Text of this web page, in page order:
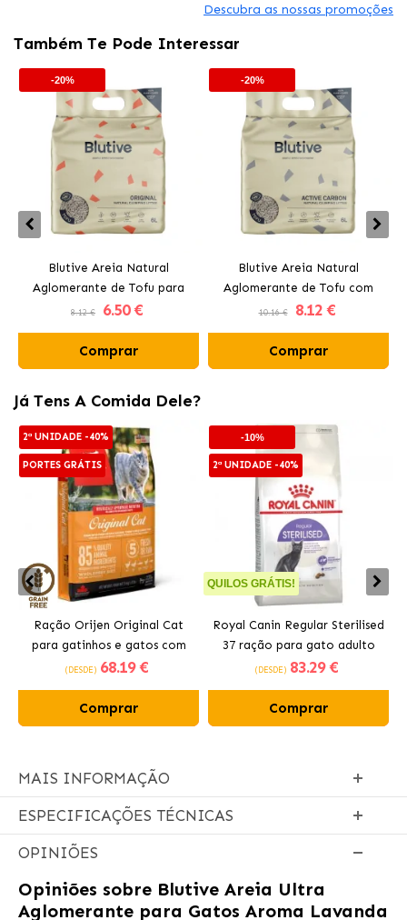
Descubra as nossas promoções
Também Te Pode Interessar
-20%
Blutive Areia Natural
Aglomerante de Tofu para
Gatos
8.12 € 6.50 €
Comprar
-20%
Blutive Areia Natural
Aglomerante de Tofu com
Carvão Ativado para Gatos
10.16 € 8.12 €
Comprar
Já Tens A Comida Dele?
2ª UNIDADE -40%
PORTES GRÁTIS
Ração Orijen Original Cat
para gatinhos e gatos com
frango
(DESDE) 68.19 €
Comprar
-10%
2ª UNIDADE -40%
QUILOS GRÁTIS!
Royal Canin Regular Sterilised
37 ração para gato adulto
esterilizado
(DESDE) 83.29 €
Comprar
MAIS INFORMAÇÃO
ESPECIFICAÇÕES TÉCNICAS
OPINIÕES
Opiniões sobre Blutive Areia Ultra
Aglomerante para Gatos Aroma Lavanda